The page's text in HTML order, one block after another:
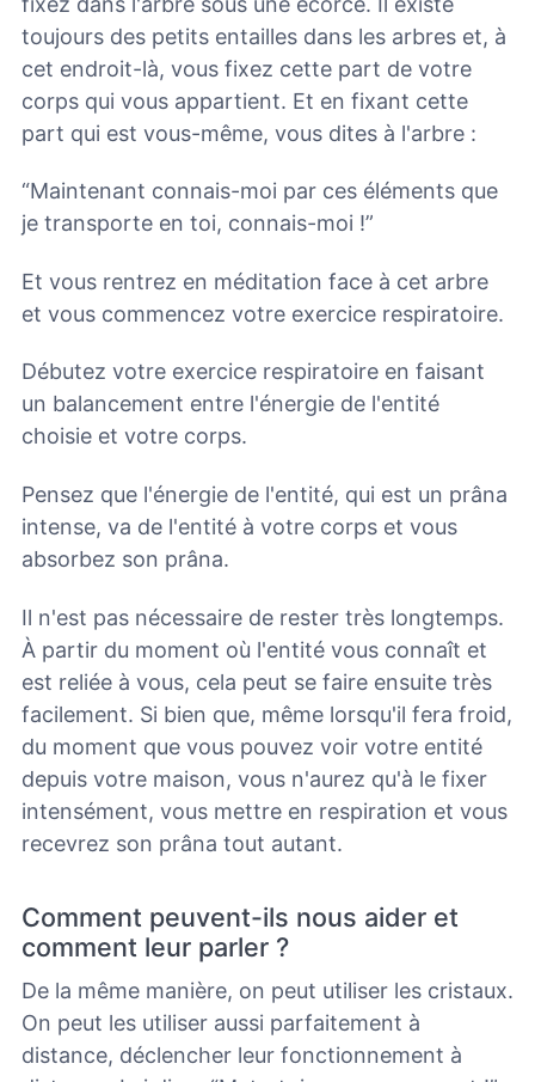
toujours des petits entailles dans les arbres et, à
cet endroit-là, vous fixez cette part de votre
corps qui vous appartient. Et en fixant cette
part qui est vous-même, vous dites à l'arbre :
“Maintenant connais-moi par ces éléments que
je transporte en toi, connais-moi !”
Et vous rentrez en méditation face à cet arbre
et vous commencez votre exercice respiratoire.
Débutez votre exercice respiratoire en faisant
un balancement entre l'énergie de l'entité
choisie et votre corps.
Pensez que l'énergie de l'entité, qui est un prâna
intense, va de l'entité à votre corps et vous
absorbez son prâna.
Il n'est pas nécessaire de rester très longtemps.
À partir du moment où l'entité vous connaît et
est reliée à vous, cela peut se faire ensuite très
facilement. Si bien que, même lorsqu'il fera froid,
du moment que vous pouvez voir votre entité
depuis votre maison, vous n'aurez qu'à le fixer
intensément, vous mettre en respiration et vous
recevrez son prâna tout autant.
Comment peuvent-ils nous aider et
comment leur parler ?
De la même manière, on peut utiliser les cristaux.
On peut les utiliser aussi parfaitement à
distance, déclencher leur fonctionnement à